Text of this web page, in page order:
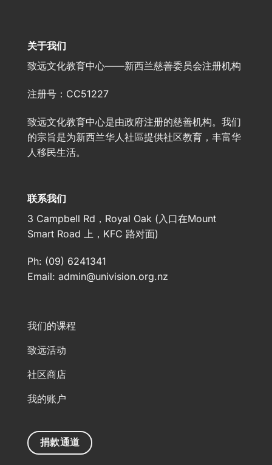
关于我们
致远文化教育中心——新西兰慈善委员会注册机构
注册号：CC51227
致远文化教育中心是由政府注册的慈善机构。我们
的宗旨是为新西兰华人社區提供社区教育，丰富华
人移民生活。
联系我们
3 Campbell Rd，Royal Oak (入口在Mount
Smart Road 上，KFC 路对面)
Ph: (09) 6241341
Email: admin@univision.org.nz
我们的课程
致远活动
社区商店
我的账户
捐款通道